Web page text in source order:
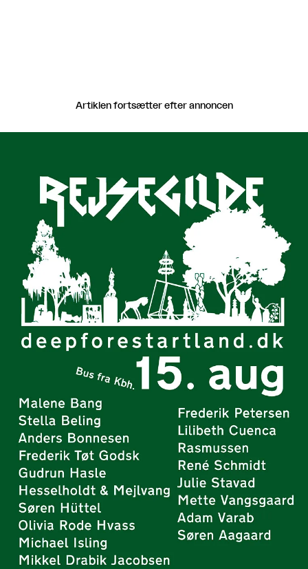
Artiklen fortsætter efter annoncen